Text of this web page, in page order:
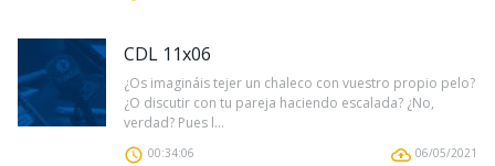
CDL 11x06
¿Os imagináis tejer un chaleco con vuestro propio pelo?
¿O discutir con tu pareja haciendo escalada? ¿No,
verdad? Pues l...
00:34:06 06/05/2021